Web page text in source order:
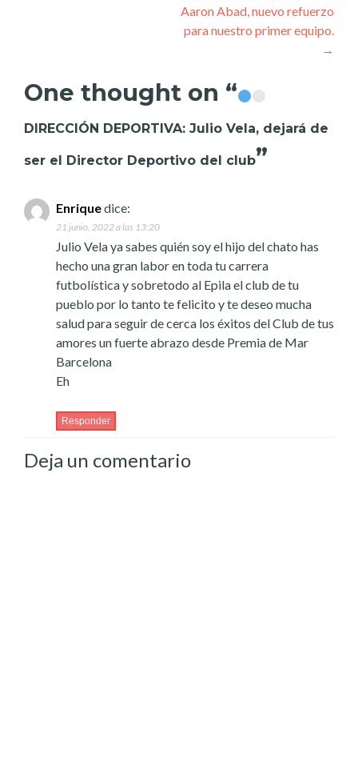
Aaron Abad, nuevo refuerzo
para nuestro primer equipo.
→
One thought on “
DIRECCIÓN DEPORTIVA: Julio Vela, dejará de
ser el Director Deportivo del club”
Enriquedice:
21 junio, 2022 a las 13:20
Julio Vela ya sabes quién soy el hijo del chato has
hecho una gran labor en toda tu carrera
futbolística y sobretodo al Epila el club de tu
pueblo por lo tanto te felicito y te deseo mucha
salud para seguir de cerca los éxitos del Club de tus
amores un fuerte abrazo desde Premia de Mar
Barcelona
Eh
Responder
Deja un comentario